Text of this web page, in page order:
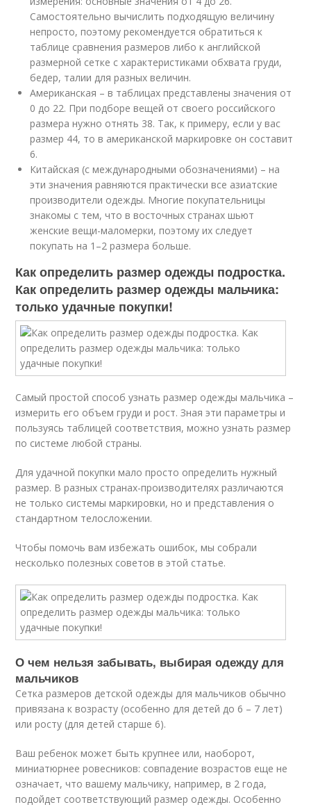
Самостоятельно вычислить подходящую величину
непросто, поэтому рекомендуется обратиться к
таблице сравнения размеров либо к английской
размерной сетке с характеристиками обхвата груди,
бедер, талии для разных величин.
Американская – в таблицах представлены значения от
0 до 22. При подборе вещей от своего российского
размера нужно отнять 38. Так, к примеру, если у вас
размер 44, то в американской маркировке он составит
6.
Китайская (с международными обозначениями) – на
эти значения равняются практически все азиатские
производители одежды. Многие покупательницы
знакомы с тем, что в восточных странах шьют
женские вещи-маломерки, поэтому их следует
покупать на 1–2 размера больше.
Как определить размер одежды подростка.
Как определить размер одежды мальчика:
только удачные покупки!
Самый простой способ узнать размер одежды мальчика –
измерить его объем груди и рост. Зная эти параметры и
пользуясь таблицей соответствия, можно узнать размер
по системе любой страны.
Для удачной покупки мало просто определить нужный
размер. В разных странах-производителях различаются
не только системы маркировки, но и представления о
стандартном телосложении.
Чтобы помочь вам избежать ошибок, мы собрали
несколько полезных советов в этой статье.
О чем нельзя забывать, выбирая одежду для
мальчиков
Сетка размеров детской одежды для мальчиков обычно
привязана к возрасту (особенно для детей до 6 – 7 лет)
или росту (для детей старше 6).
Ваш ребенок может быть крупнее или, наоборот,
миниатюрнее ровесников: совпадение возрастов еще не
означает, что вашему мальчику, например, в 2 года,
подойдет соответствующий размер одежды. Особенно